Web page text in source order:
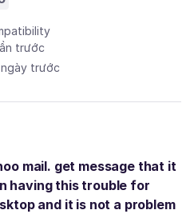
trước
trước
mail. get message that it
having this trouble for
and it is not a problem